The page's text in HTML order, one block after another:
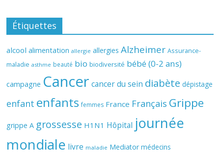
Étiquettes
alcool alimentation allergie allergies Alzheimer Assurance-
maladie asthme beauté bio biodiversité bébé (0-2 ans)
campagne Cancer cancer du sein diabète dépistage
enfant enfants femmes France Français Grippe
grippe A grossesse H1N1 Hôpital journée
mondiale livre maladie Mediator médecins